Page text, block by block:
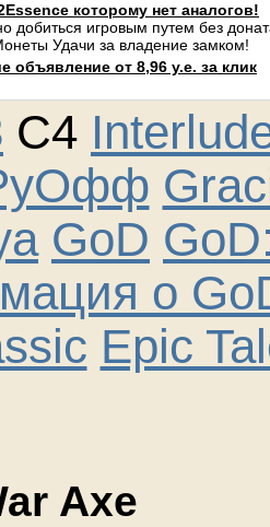
которому нет аналогов!
добиться игровым путем без
Удачи за владение замком!
объявление от 8,96 у.е. за клик
C4
GoD
о
Epic
Axe